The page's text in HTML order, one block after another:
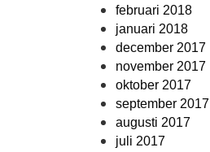
februari 2018
januari 2018
december 2017
november 2017
oktober 2017
september 2017
augusti 2017
juli 2017